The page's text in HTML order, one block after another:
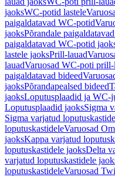
jaoksWC-potid lastele
paigaldatavad WC-potid
jaoksPõrandale
paigaldatavad WC-potid
lastele jaoksPrill-lauad
lauadVaruosad WC-poti prill-
paigaldatavad bideed
jaoksPõrandapealsed bideed
jaoksLoputusplaadid ja WC-
Loputusplaadid jaoksSigma
Sigma varjatud
loputuskastideleVaruosad
jaoksKappa varjatud
loputuskastidele jaoksDelta
varjatud loputuskastidele
loputuskastideleVaruosad